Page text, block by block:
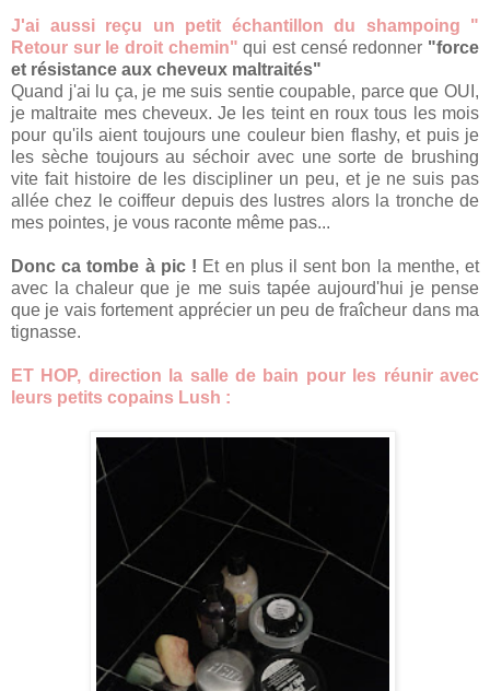
J'ai aussi reçu un petit échantillon du shampoing "
Retour sur le droit chemin"qui est censé redonner "force
et résistance aux cheveux maltraités"
Quand j'ai lu ça, je me suis sentie coupable, parce que OUI,
je maltraite mes cheveux. Je les teint en roux tous les mois
pour qu'ils aient toujours une couleur bien flashy, et puis je
les sèche toujours au séchoir avec une sorte de brushing
vite fait histoire de les discipliner un peu, et je ne suis pas
allée chez le coiffeur depuis des lustres alors la tronche de
mes pointes, je vous raconte même pas...
Donc ca tombe à pic ! Et en plus il sent bon la menthe, et
avec la chaleur que je me suis tapée aujourd'hui je pense
que je vais fortement apprécier un peu de fraîcheur dans ma
tignasse.
ET HOP, direction la salle de bain pour les réunir avec
leurs petits copains Lush :